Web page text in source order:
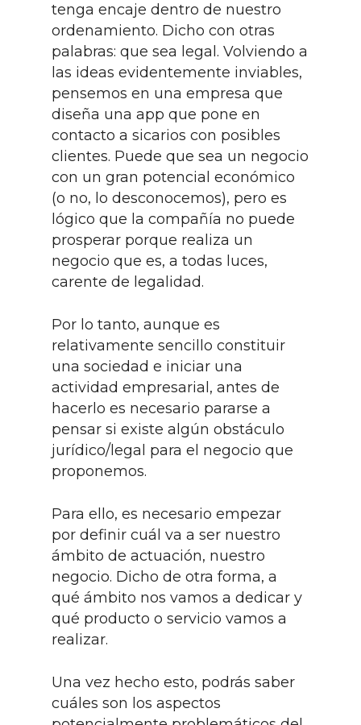
tenga encaje dentro de nuestro
ordenamiento. Dicho con otras
palabras: que sea legal. Volviendo a
las ideas evidentemente inviables,
pensemos en una empresa que
diseña una app que pone en
contacto a sicarios con posibles
clientes. Puede que sea un negocio
con un gran potencial económico
(o no, lo desconocemos), pero es
lógico que la compañía no puede
prosperar porque realiza un
negocio que es, a todas luces,
carente de legalidad.
Por lo tanto, aunque es
relativamente sencillo constituir
una sociedad e iniciar una
actividad empresarial, antes de
hacerlo es necesario pararse a
pensar si existe algún obstáculo
jurídico/legal para el negocio que
proponemos.
Para ello, es necesario empezar
por definir cuál va a ser nuestro
ámbito de actuación, nuestro
negocio. Dicho de otra forma, a
qué ámbito nos vamos a dedicar y
qué producto o servicio vamos a
realizar.
Una vez hecho esto, podrás saber
cuáles son los aspectos